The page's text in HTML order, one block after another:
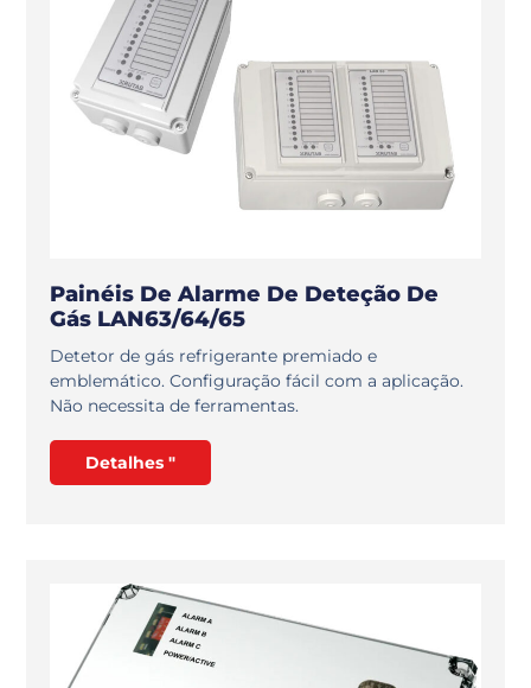
Painéis De Alarme De Deteção De
Gás LAN63/64/65
Detetor de gás refrigerante premiado e
emblemático. Configuração fácil com a aplicação.
Não necessita de ferramentas.
Detalhes "